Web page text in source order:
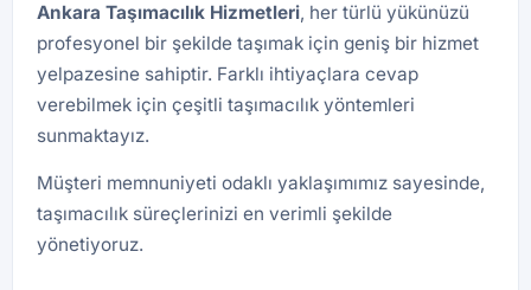
Ankara Taşımacılık Hizmetleri, her türlü yükünüzü
profesyonel bir şekilde taşımak için geniş bir hizmet
yelpazesine sahiptir. Farklı ihtiyaçlara cevap
verebilmek için çeşitli taşımacılık yöntemleri
sunmaktayız.
Müşteri memnuniyeti odaklı yaklaşımımız sayesinde,
taşımacılık süreçlerinizi en verimli şekilde
yönetiyoruz.